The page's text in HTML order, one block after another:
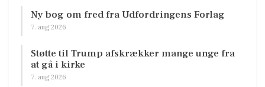
Ny bog om fred fra Udfordringens Forlag
7. aug 2026
Støtte til Trump afskrækker mange unge fra
at gå i kirke
7. aug 2026